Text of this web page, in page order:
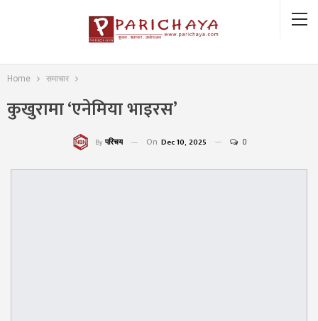
Home समाचार
कुखुरामा ‘एनेमिया भाइरस’
By परिचय On Dec 10, 2025 0